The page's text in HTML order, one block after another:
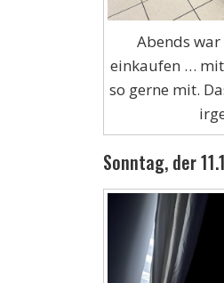
Abends
einkaufen …
so gerne mit.
Sonntag, der